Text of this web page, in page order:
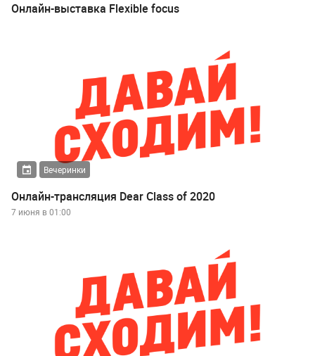
Онлайн-выставка Flexible focus
Вечеринки
Онлайн-трансляция Dear Class of 2020
7 июня в 01:00